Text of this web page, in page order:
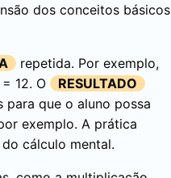
dos conceitos básicos
repetida. Por exemplo,
12. O
RESULTADO
para que o aluno possa
exemplo. A prática
cálculo mental.